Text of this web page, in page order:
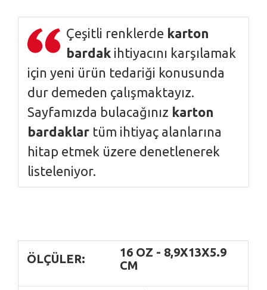
Çeşitli renklerde karton
bardak ihtiyacını karşılamak
için yeni ürün tedariği konusunda
dur demeden çalışmaktayız.
Sayfamızda bulacağınız karton
bardaklar tüm ihtiyaç alanlarına
hitap etmek üzere denetlenerek
listeleniyor.
ÖLÇÜLER:
16 OZ - 8,9X13X5.9
CM